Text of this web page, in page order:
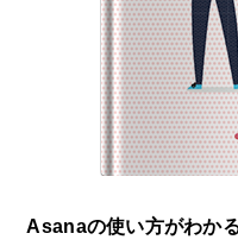
Asanaの使い方がわか